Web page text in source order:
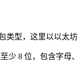
型，这里以以太坊
8 位，包含字母